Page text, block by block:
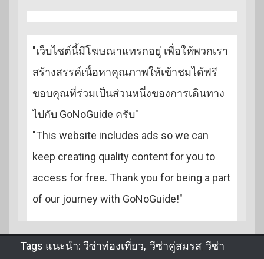
"เว็บไซต์นี้มีโฆษณาแทรกอยู่ เพื่อให้พวกเรา
สร้างสรรค์เนื้อหาคุณภาพให้เข้าชมได้ฟรี
ขอบคุณที่ร่วมเป็นส่วนหนึ่งของการเดินทาง
ไปกับ GoNoGuide ครับ"
"This website includes ads so we can
keep creating quality content for you to
access for free. Thank you for being a part
of our journey with GoNoGuide!"
Tags แนะนำ: วีซ่าท่องเที่ยว, วีซ่าคู่สมรส ,วีซ่า